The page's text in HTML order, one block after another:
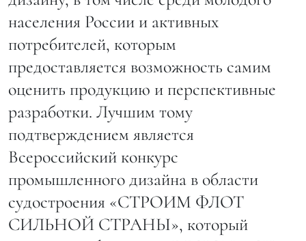
населения России и активных
потребителей, которым
предоставляется возможность самим
оценить продукцию и перспективные
разработки. Лучшим тому
подтверждением является
Всероссийский конкурс
промышленного дизайна в области
судостроения «СТРОИМ ФЛОТ
СИЛЬНОЙ СТРАНЫ», который